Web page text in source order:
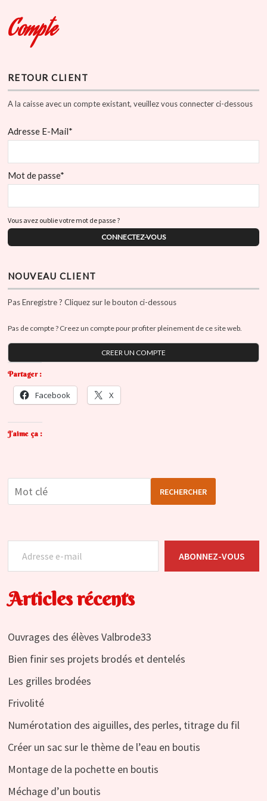
Compte
RETOUR CLIENT
A la caisse avec un compte existant, veuillez vous connecter ci-dessous
Adresse E-Mail*
Mot de passe*
Vous avez oublie votre mot de passe ?
NOUVEAU CLIENT
Pas Enregistre ? Cliquez sur le bouton ci-dessous
Pas de compte ? Creez un compte pour profiter pleinement de ce site web.
CREER UN COMPTE
Partager :
Facebook X
J’aime ça :
RECHERCHER
Adresse e-mail
ABONNEZ-VOUS
Articles récents
Ouvrages des élèves Valbrode33
Bien finir ses projets brodés et dentelés
Les grilles brodées
Frivolité
Numérotation des aiguilles, des perles, titrage du fil
Créer un sac sur le thème de l’eau en boutis
Montage de la pochette en boutis
Méchage d’un boutis